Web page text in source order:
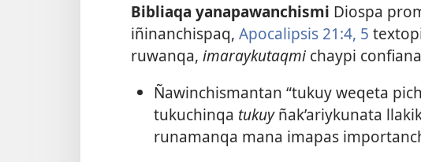
Bibliaqa yanapawanchismi Diospa
iñinanchispaq, Apocalipsis 21:4, 5
ruwanqa, imaraykutaqmi chaypi
Ñawinchismantan “tukuy weqeta
tukuchinqa tukuyñak’ariykunata
runamanqa mana imapas